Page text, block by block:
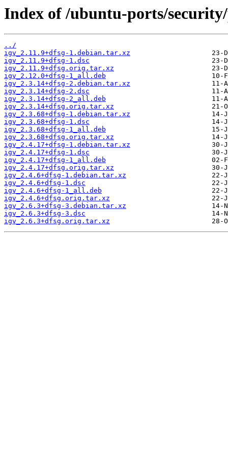
Index of /ubuntu-ports/
../
igv_2.11.9+dfsg-1.debian.tar.xz
igv_2.11.9+dfsg-1.dsc
igv_2.11.9+dfsg.orig.tar.xz
igv_2.12.0+dfsg-1_all.deb
igv_2.3.14+dfsg-2.debian.tar.xz
igv_2.3.14+dfsg-2.dsc
igv_2.3.14+dfsg-2_all.deb
igv_2.3.14+dfsg.orig.tar.xz
igv_2.3.68+dfsg-1.debian.tar.xz
igv_2.3.68+dfsg-1.dsc
igv_2.3.68+dfsg-1_all.deb
igv_2.3.68+dfsg.orig.tar.xz
igv_2.4.17+dfsg-1.debian.tar.xz
igv_2.4.17+dfsg-1.dsc
igv_2.4.17+dfsg-1_all.deb
igv_2.4.17+dfsg.orig.tar.xz
igv_2.4.6+dfsg-1.debian.tar.xz
igv_2.4.6+dfsg-1.dsc
igv_2.4.6+dfsg-1_all.deb
igv_2.4.6+dfsg.orig.tar.xz
igv_2.6.3+dfsg-3.debian.tar.xz
igv_2.6.3+dfsg-3.dsc
igv_2.6.3+dfsg.orig.tar.xz